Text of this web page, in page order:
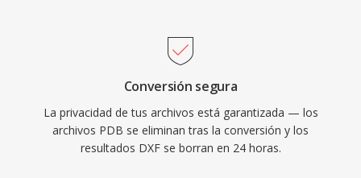
Conversión segura
La privacidad de tus archivos está garantizada — los
archivos PDB se eliminan tras la conversión y los
resultados DXF se borran en 24 horas.